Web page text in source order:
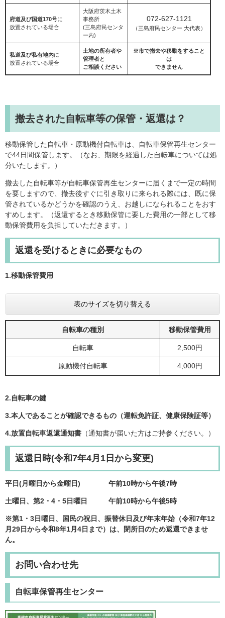
府道及び国道170号に
放置されている場合
大阪府茨木土木
事務所
(三島府民センタ
ー内)
072-627-1121
（三島府民センター 大代表）
私道及び私有地内に
放置されている場合
土地の所有者や
管理者と
ご相談ください
※市で撤去や移動をすること
は
できません
撤去された自転車等の保管・返還は？
移動保管した自転車・原動機付自転車は、自転車保管再生センター
で44日間保管します。（なお、期限を経過した自転車については処
分いたします。）
撤去した自転車等が自転車保管再生センターに届くまで一定の時間
を要しますので、撤去後すぐに引き取りに来られる際には、既に保
管されているかどうかを確認のうえ、お越しになられることをおす
すめします。（返還するとき移動保管に要した費用の一部として移
動保管費用を負担していただきます。）
返還を受けるときに必要なもの
1.移動保管費用
表のサイズを切り替える
自転車の種別 移動保管費用
自転車 2,500円
原動機付自転車 4,000円
2.自転車の鍵
3.本人であることが確認できるもの（運転免許証、健康保険証等）
4.放置自転車返還通知書 （通知書が届いた方はご持参ください。）
返還日時(令和7年4月1日から変更)
平日(月曜日から金曜日) 午前10時から午後7時
土曜日、 第2・4・5日曜日 午前10時から午後5時
※第1・3日曜日、国民の祝日、振替休日及び年末年始（令和7年12
月29日から令和8年1月4日まで）は、 閉所日のため返還できませ
ん。
お問い合わせ先
自転車保管再生センター